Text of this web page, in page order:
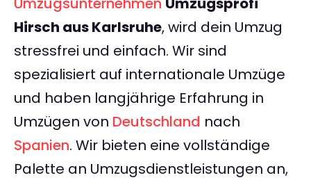
Hirsch aus Karlsruhe, wird dein Umzug
stressfrei und einfach. Wir sind
spezialisiert auf internationale Umzüge
und haben langjährige Erfahrung in
Umzügen von Deutschland nach
Spanien. Wir bieten eine vollständige
Palette an Umzugsdienstleistungen an,